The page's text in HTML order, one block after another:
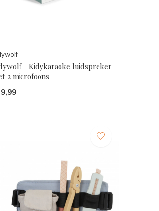
- Kidykaraoke luidspreker
2 microfoons